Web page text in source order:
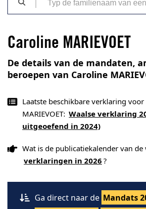
Caroline MARIEVOET
De details van de mandaten,
beroepen van Caroline
Laatste beschikbare verklaring voor
MARIEVOET: Waalse verklaring
uitgeoefend in 2024)
Wat is de publicatiekalender van de
verklaringen in 2026 ?
Ga direct naar de Mandats